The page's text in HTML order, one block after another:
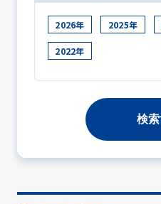
2026年 2025年
2022年